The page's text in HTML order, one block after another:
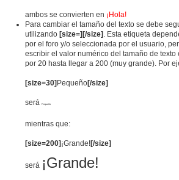
ambos se convierten en ¡Hola!
Para cambiar el tamaño del texto se debe
utilizando [size=][/size] . Esta etiqueta
por el foro y/o seleccionada por el usuario,
escribir el valor numérico del tamaño de
por 20 hasta llegar a 200 (muy grande). Por
[size=30] Pequeño[/size]
será Pequeño
mientras que:
[size=200] ¡Grande![/size]
será ¡Grande!